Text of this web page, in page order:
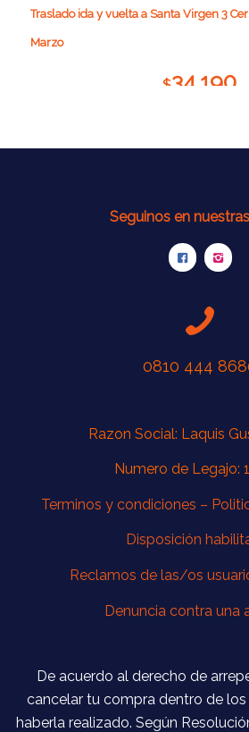
Traslado ida y vuelta a Santa Virgen 3
Marzo
$34.190
Seguinos en
0810 444
Razon Social: Laquis
Numero de Legajo:
Terminos y condiciones –
Disposición
Reclamos de las/os
Denuncia contra una
De acuerdo al derecho de
cancelar tu compra dentro de
haberla realizado. Según